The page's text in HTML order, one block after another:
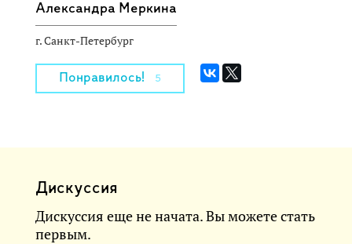
Александра Меркина
г. Санкт-Петербург
Понравилось! 5
Дискуссия
Дискуссия еще не начата. Вы можете стать
первым.